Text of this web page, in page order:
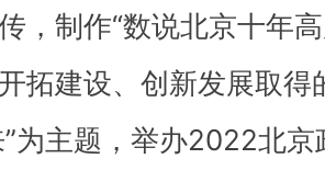
，制作“数说北京十年
拓建设、创新发展取得
为主题，举办2022北